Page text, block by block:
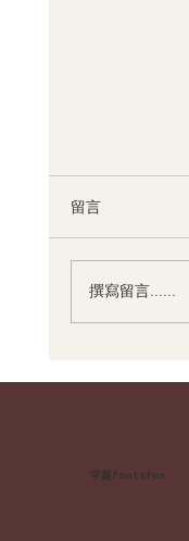
留言
撰寫留言......
字趣fontsfun